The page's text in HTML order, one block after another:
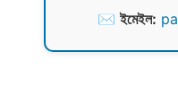
✉️ইমেইল: